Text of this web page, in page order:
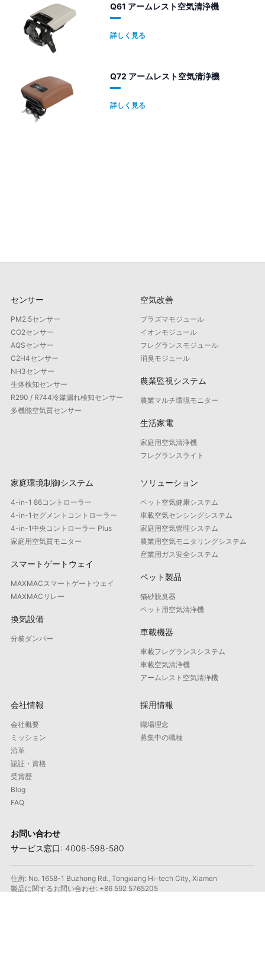
Q61 アームレスト空気清浄機
詳しく見る
Q72 アームレスト空気清浄機
詳しく見る
センサー
PM2.5センサー
CO2センサー
AQSセンサー
C2H4センサー
NH3センサー
生体検知センサー
R290 / R744冷媒漏れ検知センサー
多機能空気質センサー
空気改善
プラズマモジュール
イオンモジュール
フレグランスモジュール
消臭モジュール
農業監視システム
農業マルチ環境モニター
生活家電
家庭用空気清浄機
フレグランスライト
家庭環境制御システム
4-in-1 86コントローラー
4-in-1セグメントコントローラー
4-in-1中央コントローラー Plus
家庭用空気質モニター
スマートゲートウェイ
MAXMACスマートゲートウェイ
MAXMACリレー
換気設備
分岐ダンパー
ソリューション
ペット空気健康システム
車載空気センシングシステム
家庭用空気管理システム
農業用空気モニタリングシステム
産業用ガス安全システム
ペット製品
猫砂脱臭器
ペット用空気清浄機
車載機器
車載フレグランスシステム
車載空気清浄機
アームレスト空気清浄機
会社情報
会社概要
ミッション
沿革
認証・資格
受賞歴
Blog
FAQ
採用情報
職場理念
募集中の職種
お問い合わせ
サービス窓口: 4008-598-580
住所: No. 1658-1 Buzhong Rd., Tongxiang Hi-tech City, Xiamen
製品に関するお問い合わせ: +86 592 5765205